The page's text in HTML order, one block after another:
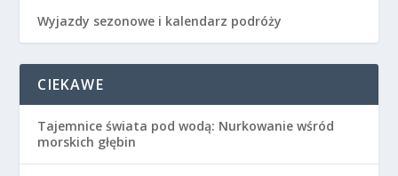
Wyjazdy sezonowe i kalendarz podróży
CIEKAWE
Tajemnice świata pod wodą: Nurkowanie wśród
morskich głębin